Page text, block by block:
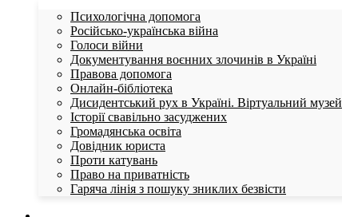
Психологічна допомога
Російсько-українська війна
Голоси війни
Документування воєнних злочинів в Україні
Правова допомога
Онлайн-бібліотека
Дисидентський рух в Україні. Віртуальний музей
Історії свавільно засуджених
Громадянська освіта
Довідник юриста
Проти катувань
Право на приватність
Гаряча лінія з пошуку зниклих безвісти